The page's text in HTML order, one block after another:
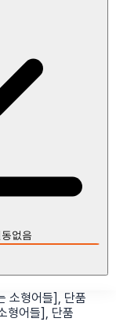
동없음
형어들], 단품